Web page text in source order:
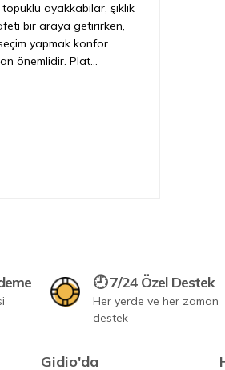
ayakkabılar, şıklık
bir araya getirirken,
yapmak konfor
önemlidir. Plat...
🕘 7/24 Özel Destek
Her yerde ve her zaman
destek
Gidio'da